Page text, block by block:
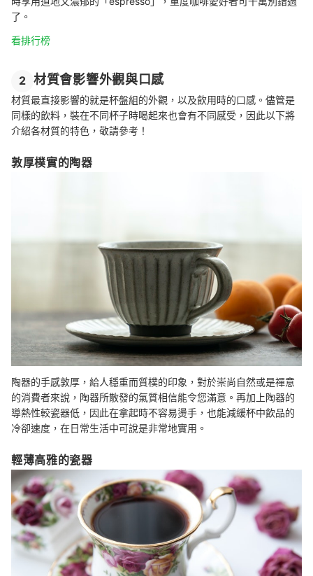
了。
看排行榜
2 材質會影響外觀與口感
材質最直接影響的就是杯盤組的外觀，以及飲用時的口感。儘管是
同樣的飲料，裝在不同杯子時喝起來也會有不同感受，因此以下將
介紹各材質的特色，敬請參考！
敦厚樸實的陶器
陶器的手感敦厚，給人穩重而質樸的印象，對於崇尚自然或是禪意
的消費者來說，陶器所散發的氣質相信能令您滿意。再加上陶器的
導熱性較瓷器低，因此在拿起時不容易燙手，也能減緩杯中飲品的
冷卻速度，在日常生活中可說是非常地實用。
輕薄高雅的瓷器